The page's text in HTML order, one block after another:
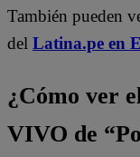
También pueden
del Latina.pe en
¿Cómo ver
VIVO de